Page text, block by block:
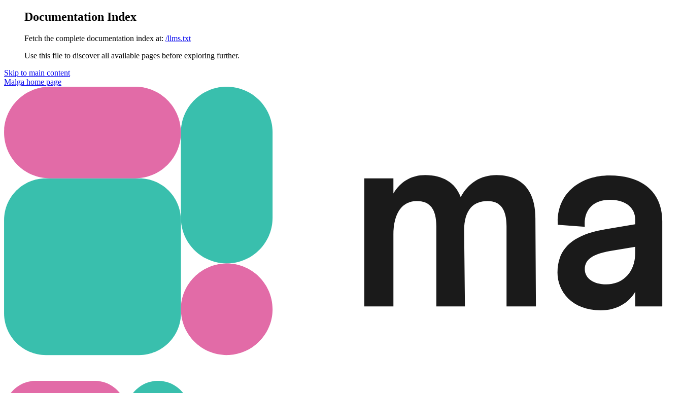
Documentation Index
Fetch the complete documentation index at: /llms.txt
Use this file to discover all available pages before exploring further.
Skip to main content
Malga home page